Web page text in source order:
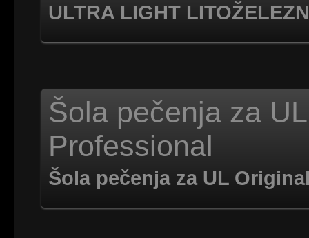
ULTRA LIGHT
Šola pečenja za
Professional
Šola pečenja za UL